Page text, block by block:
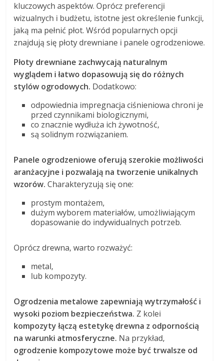
kluczowych aspektów. Oprócz preferencji
wizualnych i budżetu, istotne jest określenie funkcji,
jaką ma pełnić płot. Wśród popularnych opcji
znajdują się płoty drewniane i panele ogrodzeniowe.
Płoty drewniane zachwycają naturalnym
wyglądem i łatwo dopasowują się do różnych
stylów ogrodowych. Dodatkowo:
odpowiednia impregnacja ciśnieniowa chroni je
przed czynnikami biologicznymi,
co znacznie wydłuża ich żywotność,
są solidnym rozwiązaniem.
Panele ogrodzeniowe oferują szerokie możliwości
aranżacyjne i pozwalają na tworzenie unikalnych
wzorów. Charakteryzują się one:
prostym montażem,
dużym wyborem materiałów, umożliwiającym
dopasowanie do indywidualnych potrzeb.
Oprócz drewna, warto rozważyć:
metal,
lub kompozyty.
Ogrodzenia metalowe zapewniają wytrzymałość i
wysoki poziom bezpieczeństwa. Z kolei
kompozyty łączą estetykę drewna z odpornością
na warunki atmosferyczne. Na przykład,
ogrodzenie kompozytowe może być trwalsze od